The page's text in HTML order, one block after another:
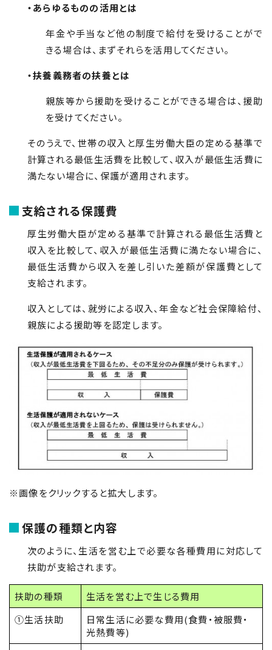
・あらゆるものの活用とは
年金や手当など他の制度で給付を受けることがで
きる場合は、まずそれらを活用してください。
・扶養義務者の扶養とは
親族等から援助を受けることができる場合は、援助
を受けてください。
そのうえで、世帯の収入と厚生労働大臣の定める基準で
計算される最低生活費を比較して、収入が最低生活費に
満たない場合に、保護が適用されます。
支給される保護費
厚生労働大臣が定める基準で計算される最低生活費と
収入を比較して、収入が最低生活費に満たない場合に、
最低生活費から収入を差し引いた差額が保護費として
支給されます。
収入としては、就労による収入、年金など社会保障給付、
親族による援助等を認定します。
※画像をクリックすると拡大します。
保護の種類と内容
次のように、生活を営む上で必要な各種費用に対応して
扶助が支給されます。
扶助の種類
生活を営む上で生じる費用
①生活扶助
日常生活に必要な費用(食費・被服費・
光熱費等)